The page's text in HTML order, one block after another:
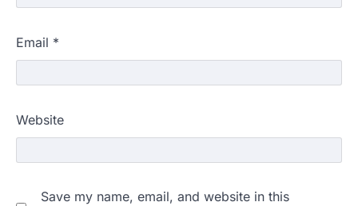
Email *
Website
Save my name, email, and website in this